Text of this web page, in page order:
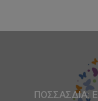
ΠΟΣΣΑΣΔΙΑ: